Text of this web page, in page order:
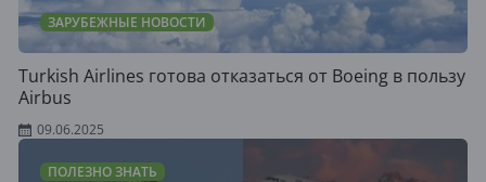
ЗАРУБЕЖНЫЕ НОВОСТИ
Turkish Airlines готова отказаться от Boeing в пользу
Airbus
09.06.2025
ПОЛЕЗНО ЗНАТЬ